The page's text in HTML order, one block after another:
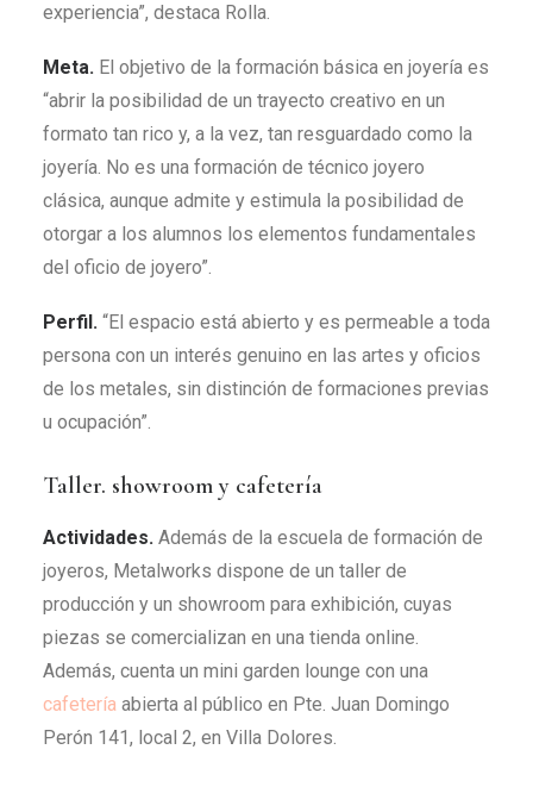
experiencia”, destaca Rolla.
Meta. El objetivo de la formación básica en joyería es
“abrir la posibilidad de un trayecto creativo en un
formato tan rico y, a la vez, tan resguardado como la
joyería. No es una formación de técnico joyero
clásica, aunque admite y estimula la posibilidad de
otorgar a los alumnos los elementos fundamentales
del oficio de joyero”.
Perfil. “El espacio está abierto y es permeable a toda
persona con un interés genuino en las artes y oficios
de los metales, sin distinción de formaciones previas
u ocupación”.
Taller. showroom y cafetería
Actividades. Además de la escuela de formación de
joyeros, Metalworks dispone de un taller de
producción y un showroom para exhibición, cuyas
piezas se comercializan en una tienda online.
Además, cuenta un mini garden lounge con una
cafetería abierta al público en Pte. Juan Domingo
Perón 141, local 2, en Villa Dolores.